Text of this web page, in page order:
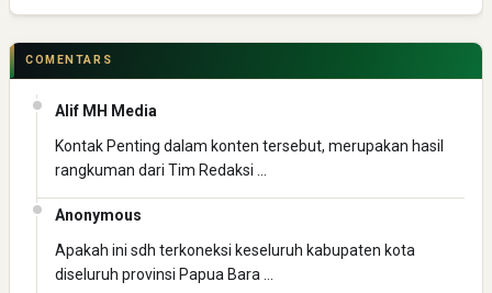
Menyongsong Masa Depan Buruh Indonesia dengan
Ketaatan
COMENTARS
Alif MH Media
Kontak Penting dalam konten tersebut, merupakan hasil
rangkuman dari Tim Redaksi …
Anonymous
Apakah ini sdh terkoneksi keseluruh kabupaten kota
diseluruh provinsi Papua Bara …